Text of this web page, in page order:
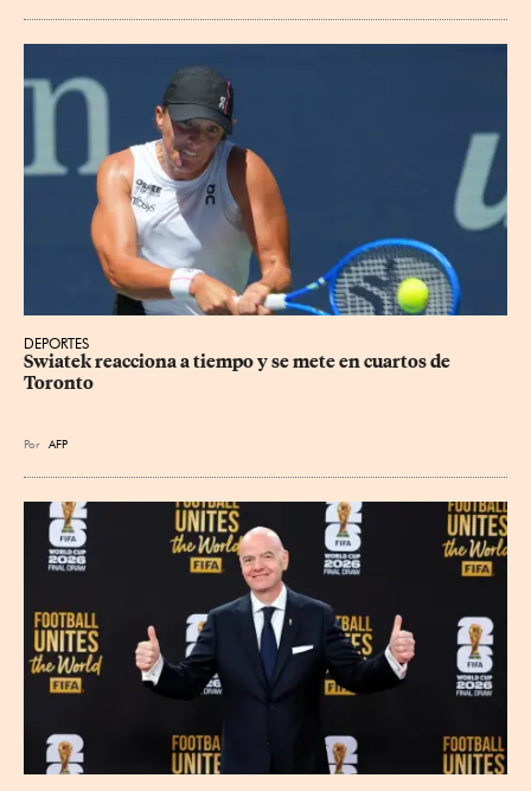
DEPORTES
Swiatek reacciona a tiempo y se mete en cuartos de
Toronto
Por AFP